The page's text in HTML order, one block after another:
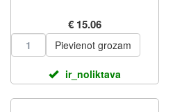
€ 15.06
Pievienot grozam
ir_noliktava